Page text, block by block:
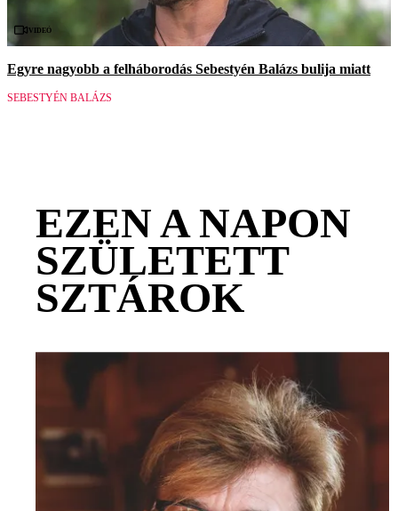
Videó
Egyre nagyobb a felháborodás Sebestyén Balázs bulija miatt
SEBESTYÉN BALÁZS
EZEN A NAPON
SZÜLETETT
SZTÁROK